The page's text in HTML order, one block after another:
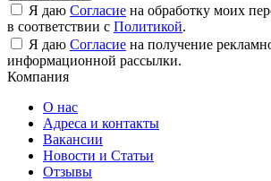
Я даю Согласие на обработку моих
в соответствии с Политикой.
Я даю Согласие на получение
информационной рассылки.
Компания
О нас
Адреса и контакты
Вакансии
Новости и Статьи
Отзывы